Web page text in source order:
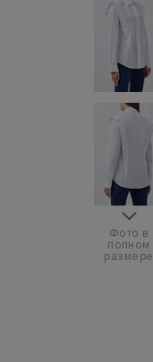
Фото в
полном
размере